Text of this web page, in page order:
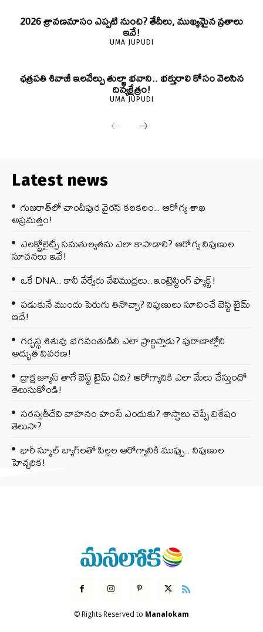
2026 శ్రావణమాసం ఎప్పటి నుంచి? తేదీలు, ముఖ్యమైన వ్రతాలు
ఇవే!
UMA JUPUDI
ఛత్రపతి శివాజీ ఇలవేల్పు తుల్జా భవాని.. భక్తురాలి కోసం వెలసిన
దివ్యక్షేత్రం!
UMA JUPUDI
Latest news
గుజరాత్‌లో చాందీపుర వైరస్ కలకలం.. ఆరోగ్య శాఖ
అప్రమత్తం!
ఎలక్ట్రోలైట్స్ సమతుల్యతను ఎలా కాపాడాలి? ఆరోగ్య నిపుణుల
సూచనలు ఇవే!
ఒకే DNA.. కానీ వేర్వేరు వేలిముద్రలు..ఇంట్రెస్టింగ్ ఫ్యాక్ట్!
పడుకునే ముందు పెరుగు తినొచ్చా? నిపుణులు సూచించే బెస్ట్ టైమ్
ఇదే!
గర్భస్థ శిశువు భగవంతుడిని ఎలా ప్రార్థిస్తాడు? పురాణాల్లోని
అద్భుత వివరణ!
ద్రాక్ష జ్యూస్ తాగే బెస్ట్ టైమ్ ఏది? ఆరోగ్యానికి ఎలా మేలు చేస్తుందో
తెలుసుకోండి!
సరస్వతీదేవి వాహనం హంసే ఎందుకు? శాస్త్రాలు చెప్పే విశేషం
తెలుసా?
భారీ స్కూల్ బ్యాగ్‌లతో పిల్లల ఆరోగ్యానికి ముప్పు.. నిపుణుల
హెచ్చరిక!
© Rights Reserved to Manalokam